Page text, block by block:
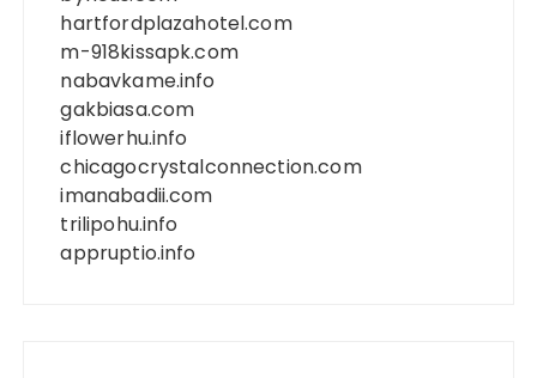
hartfordplazahotel.com
m-918kissapk.com
nabavkame.info
gakbiasa.com
iflowerhu.info
chicagocrystalconnection.com
imanabadii.com
trilipohu.info
appruptio.info